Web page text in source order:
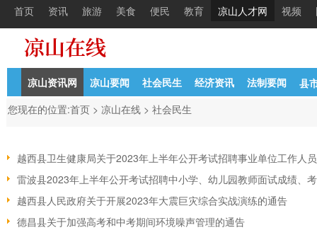
首页 资讯 旅游 美食 便民 教育 凉山人才网 视频
凉山资讯网 凉山要闻 社会民生 经济资讯 法制要闻
县
您现在的位置:首页 > 凉山在线 > 社会民生
越西县卫生健康局关于2023年上半年公开考试招聘事业单位工作人员
雷波县2023年上半年公开考试招聘中小学、幼儿园教师面试成绩、考
越西县人民政府关于开展2023年大震巨灾综合实战演练的通告
德昌县关于加强高考和中考期间环境噪声管理的通告